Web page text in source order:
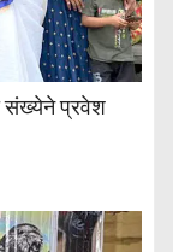
संख्येने प्रवेश